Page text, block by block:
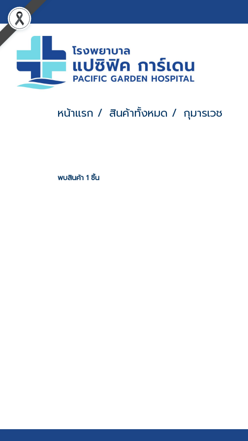
หน้าแรก สินค้าทั้งหมด กุมารเวช
พบสินค้า 1 ชิ้น